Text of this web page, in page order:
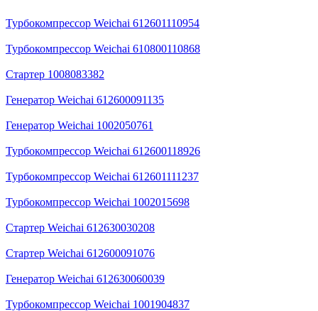
Турбокомпрессор Weichai 612601110954
Турбокомпрессор Weichai 610800110868
Стартер 1008083382
Генератор Weichai 612600091135
Генератор Weichai 1002050761
Турбокомпрессор Weichai 612600118926
Турбокомпрессор Weichai 612601111237
Турбокомпрессор Weichai 1002015698
Стартер Weichai 612630030208
Стартер Weichai 612600091076
Генератор Weichai 612630060039
Турбокомпрессор Weichai 1001904837